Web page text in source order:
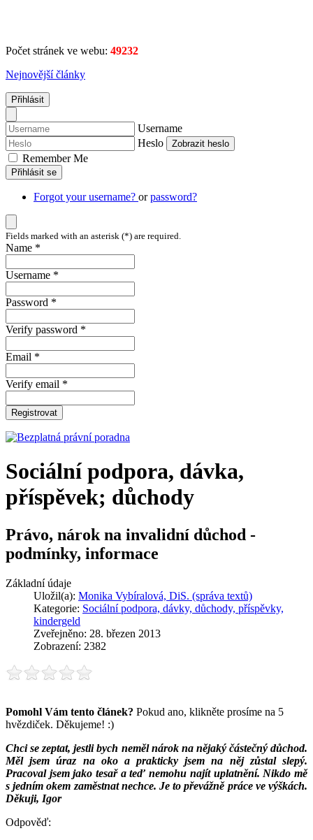
Počet stránek ve webu: 49232
Nejnovější články
Přihlásit
Username
Heslo
Zobrazit heslo
Remember Me
Přihlásit se
Forgot your username? orpassword?
Fields marked with an asterisk (*) are required.
Name *
Username *
Password *
Verify password *
Email *
Verify email *
Registrovat
Sociální podpora, dávka,
příspěvek; důchody
Právo, nárok na invalidní důchod -
podmínky, informace
Základní údaje
Uložil(a): Monika Vybíralová, DiS. (správa textů)
Kategorie: Sociální podpora, dávky, důchody, příspěvky,
kindergeld
Zveřejněno: 28. březen 2013
Zobrazení: 2382
Pomohl Vám tento článek? Pokud ano, klikněte prosíme na 5
hvězdiček. Děkujeme! :)
Chci se zeptat, jestli bych neměl nárok na nějaký částečný důchod.
Měl jsem úraz na oko a prakticky jsem na něj zůstal slepý.
Pracoval jsem jako tesař a teď nemohu najít uplatnění. Nikdo mě
s jedním okem zaměstnat nechce. Je to převážně práce ve výškách.
Děkuji, Igor
Odpověď: